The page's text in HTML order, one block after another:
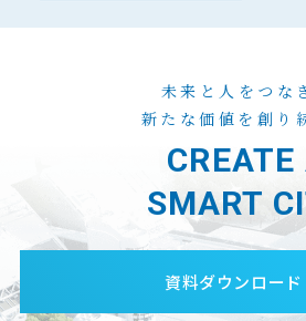
未来と人をつな
新たな価値を創り
CREATE
SMART
資料ダウンロード